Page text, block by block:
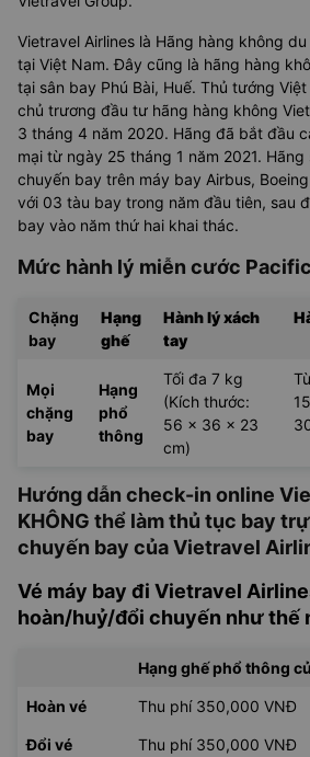
Vietravel Airlines là Hãng hàng không
tại Việt Nam. Đây cũng là hãng hàng
tại sân bay Phú Bài, Huế. Thủ tướng
chủ trương đầu tư hãng hàng không
3 tháng 4 năm 2020. Hãng đã bắt đầu
mại từ ngày 25 tháng 1 năm 2021.
chuyến bay trên máy bay Airbus,
với 03 tàu bay trong năm đầu tiên, sau
bay vào năm thứ hai khai thác.
Mức hành lý miễn cước
Chặng
bay
Hạng
ghế
Hành lý xách
tay
Mọi
chặng
bay
Hạng
phổ
thông
Tối đa 7 kg
(Kích thước:
56 x 36 x 23
cm)
Hướng dẫn check-in online
KHÔNG thể làm thủ tục bay
chuyến bay của Vietravel
Vé máy bay đi Vietravel
hoàn/huỷ/đổi chuyến như thế
Hạng ghế phổ thông
Hoàn vé Thu phí 350,000 VNĐ
Đổi vé Thu phí 350,000 VNĐ